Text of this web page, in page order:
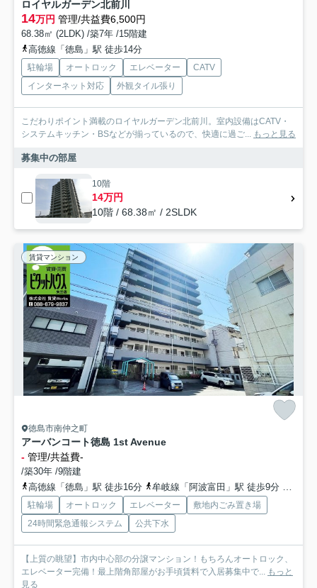
ロイヤルガーデン北前川
14万円 管理/共益費6,500円
68.38㎡ (2LDK) /築7年 /15階建
高徳線「徳島」駅 徒歩14分
駐輪場 オートロック エレベーター
CATV
インターネット対応
外観タイル張り
こだわりポイント満載のロイヤルガーデン北前川。室内設備はCATV・
システムキッチン・BSなどが揃っているので、快適に過ご...
もっと見る
募集中の部屋
10階
14万円
10階 / 68.38㎡ / 2SLDK
賃貸マンション
徳島市南仲之町
アーバンコート徳島 1st Avenue
- 管理/共益費-
/築30年 /9階建
高徳線「徳島」駅 徒歩16分
牟岐線「阿波富田」駅 徒歩9分
駐輪場 オートロック エレベーター
敷地内ごみ置き場
24時間緊急通報システム
公共下水
【上質の眺望】市内中心部の分譲マンション！もちろんオートロック、
エレベーター完備！最上階角部屋がお手頃賃料で入居募集中で...
もっと
見る